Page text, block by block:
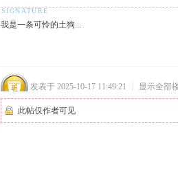
我是一条可怜的土狗...
发表于 2025-10-17 11:49:21 显示全部
此帖仅作者可见